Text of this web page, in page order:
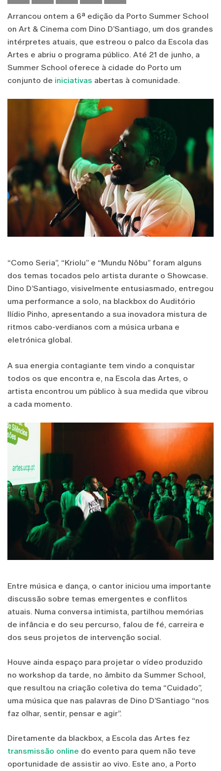
Arrancou ontem a 6ª edição da Porto Summer School
on Art & Cinema com Dino D’Santiago, um dos grandes
intérpretes atuais, que estreou o palco da Escola das
Artes e abriu o programa público. Até 21 de junho, a
Summer School oferece à cidade do Porto um
conjunto de iniciativas abertas à comunidade.
“Como Seria”, “Kriolu” e “Mundu Nôbu” foram alguns
dos temas tocados pelo artista durante o Showcase.
Dino D’Santiago, visivelmente entusiasmado, entregou
uma performance a solo, na blackbox do Auditório
Ilídio Pinho, apresentando a sua inovadora mistura de
ritmos cabo-verdianos com a música urbana e
eletrónica global.
A sua energia contagiante tem vindo a conquistar
todos os que encontra e, na Escola das Artes, o
artista encontrou um público à sua medida que vibrou
a cada momento.
Entre música e dança, o cantor iniciou uma importante
discussão sobre temas emergentes e conflitos
atuais. Numa conversa intimista, partilhou memórias
de infância e do seu percurso, falou de fé, carreira e
dos seus projetos de intervenção social.
Houve ainda espaço para projetar o vídeo produzido
no workshop da tarde, no âmbito da Summer School,
que resultou na criação coletiva do tema “Cuidado”,
uma música que nas palavras de Dino D’Santiago “nos
faz olhar, sentir, pensar e agir”.
Diretamente da blackbox, a Escola das Artes fez
transmissão online do evento para quem não teve
oportunidade de assistir ao vivo. Este ano, a Porto